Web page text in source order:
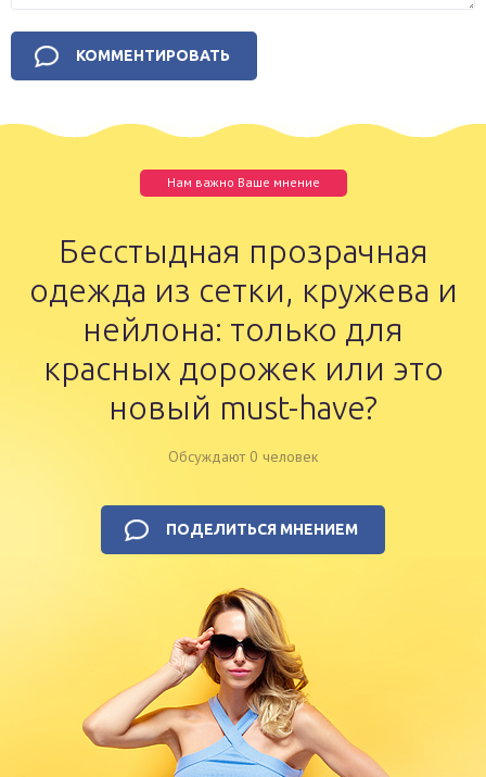
Нам важно Ваше мнение
Бесстыдная прозрачная
одежда из сетки, кружева и
нейлона: только для
красных дорожек или это
новый must-have?
Обсуждают 0 человек
ПОДЕЛИТЬСЯ МНЕНИЕМ